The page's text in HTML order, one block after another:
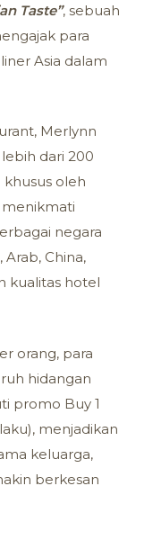
Taste”, sebuah
para
Asia dalam
Merlynn
dari 200
khusus oleh
negara
Arab, China,
kualitas hotel
orang, para
hidangan
promo Buy 1
menjadikan
keluarga,
berkesan